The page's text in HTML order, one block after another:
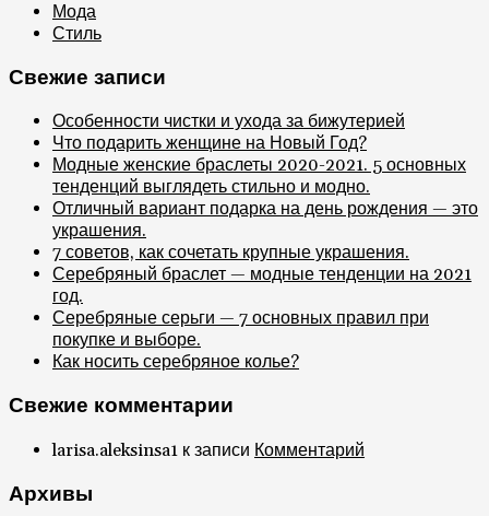
Мода
Стиль
Свежие записи
Особенности чистки и ухода за бижутерией
Что подарить женщине на Новый Год?
Модные женские браслеты 2020-2021. 5 основных
тенденций выглядеть стильно и модно.
Отличный вариант подарка на день рождения — это
украшения.
7 советов, как сочетать крупные украшения.
Серебряный браслет — модные тенденции на 2021
год.
Серебряные серьги — 7 основных правил при
покупке и выборе.
Как носить серебряное колье?
Свежие комментарии
larisa.aleksinsa1 к записи Комментарий
Архивы